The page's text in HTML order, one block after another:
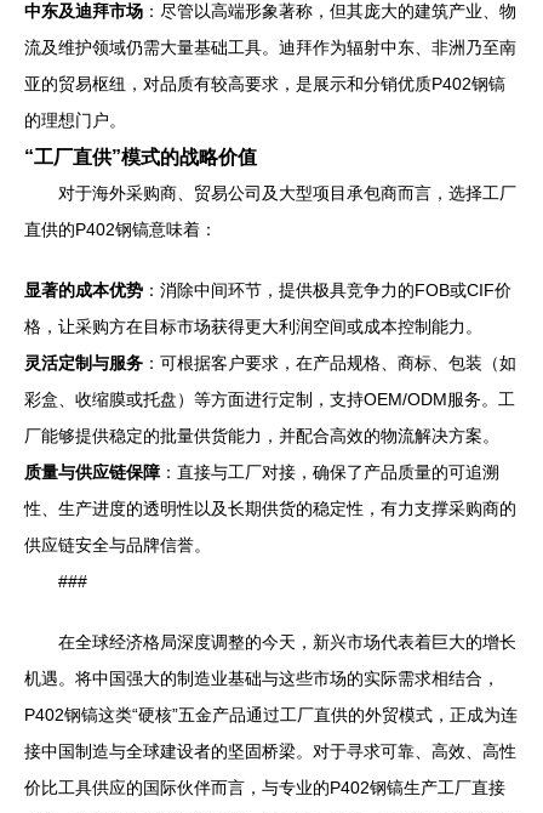
中东及迪拜市场 ：尽管以高端形象著称，但其庞大的建筑产业、物
流及维护领域仍需大量基础工具。迪拜作为辐射中东、非洲乃至南
亚的贸易枢纽，对品质有较高要求，是展示和分销优质P402钢镐
的理想门户。
“工厂直供”模式的战略价值
对于海外采购商、贸易公司及大型项目承包商而言，选择工厂
直供的P402钢镐意味着：
显著的成本优势 ：消除中间环节，提供极具竞争力的FOB或CIF价
格，让采购方在目标市场获得更大利润空间或成本控制能力。
灵活定制与服务 ：可根据客户要求，在产品规格、商标、包装（如
彩盒、收缩膜或托盘）等方面进行定制，支持OEM/ODM服务。工
厂能够提供稳定的批量供货能力，并配合高效的物流解决方案。
质量与供应链保障 ：直接与工厂对接，确保了产品质量的可追溯
性、生产进度的透明性以及长期供货的稳定性，有力支撑采购商的
供应链安全与品牌信誉。
###
在全球经济格局深度调整的今天，新兴市场代表着巨大的增长
机遇。将中国强大的制造业基础与这些市场的实际需求相结合，
P402钢镐这类“硬核”五金产品通过工厂直供的外贸模式，正成为连
接中国制造与全球建设者的坚固桥梁。对于寻求可靠、高效、高性
价比工具供应的国际伙伴而言，与专业的P402钢镐生产工厂直接